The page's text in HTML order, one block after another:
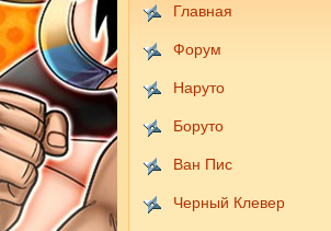
Главная
Форум
Наруто
Боруто
Ван Пис
Черный Клевер